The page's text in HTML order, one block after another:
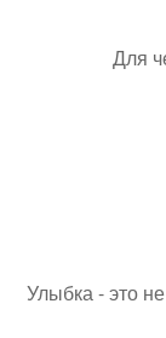
Для
Улыбка - это